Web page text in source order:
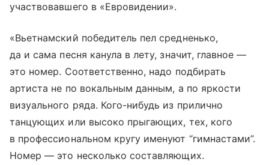
участвовавшего в «Евровидении».
«Вьетнамский победитель пел средненько,
да и сама песня канула в лету, значит, главное —
это номер. Соответственно, надо подбирать
артиста не по вокальным данным, а по яркости
визуального ряда. Кого-нибудь из прилично
танцующих или высоко прыгающих, тех, кого
в профессиональном кругу именуют “гимнастами”.
Номер — это несколько составляющих.